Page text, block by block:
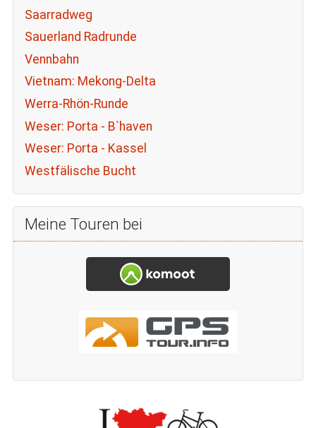
Saarradweg
Sauerland Radrunde
Vennbahn
Vietnam: Mekong-Delta
Werra-Rhön-Runde
Weser: Porta - B`haven
Weser: Porta - Kassel
Westfälische Bucht
Meine Touren bei